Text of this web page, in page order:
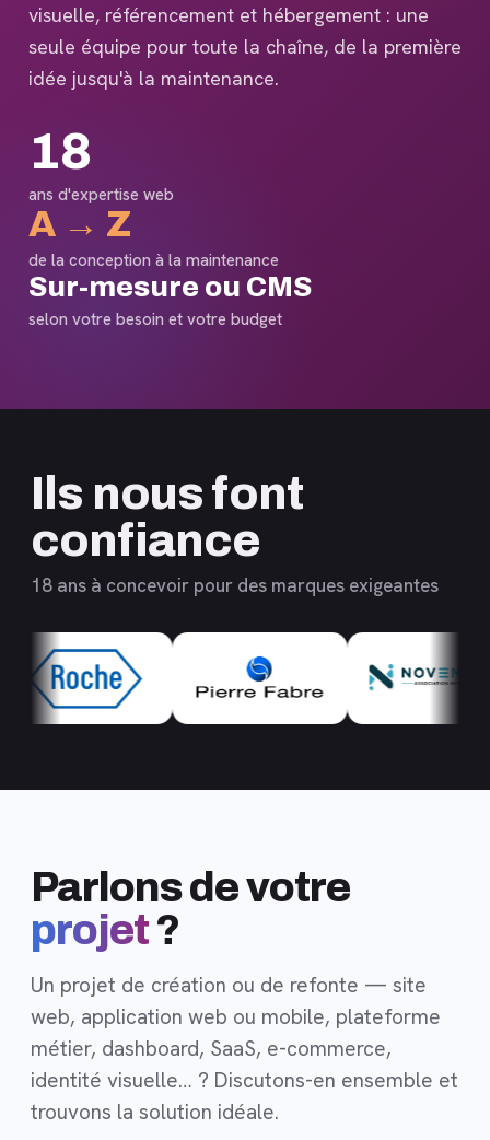
visuelle, référencement et hébergement : une
seule équipe pour toute la chaîne, de la première
idée jusqu'à la maintenance.
18
ans d'expertise web
A → Z
de la conception à la maintenance
Sur-mesure ou CMS
selon votre besoin et votre budget
Ils nous font
confiance
18 ans à concevoir pour des marques exigeantes
Parlons de votre
projet?
Un projet de création ou de refonte — site
web, application web ou mobile, plateforme
métier, dashboard, SaaS, e-commerce,
identité visuelle… ? Discutons-en ensemble et
trouvons la solution idéale.